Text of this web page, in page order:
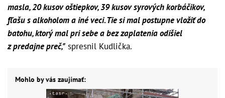
masla, 20 kusov oštiepkov, 39 kusov syrových korbáčikov,
fľašu s alkoholom a iné veci. Tie si mal postupne vložiť do
batohu, ktorý mal pri sebe a bez zaplatenia odišiel
z predajne preč," spresnil Kudlička.
Mohlo by vás zaujímať: